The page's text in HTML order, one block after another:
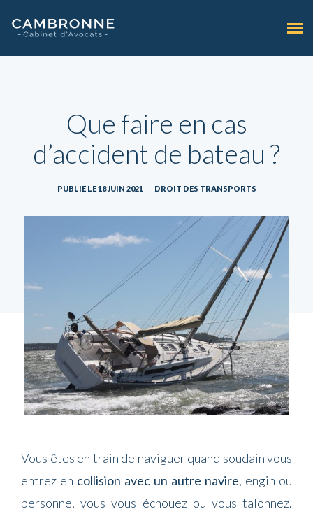
Que faire en cas
d’accident de bateau ?
PUBLIÉ LE 18 JUIN 2021 DROIT DES TRANSPORTS
Vous êtes en train de naviguer quand soudain vous
entrez en collision avec un autre navire, engin ou
personne, vous vous échouez ou vous talonnez.